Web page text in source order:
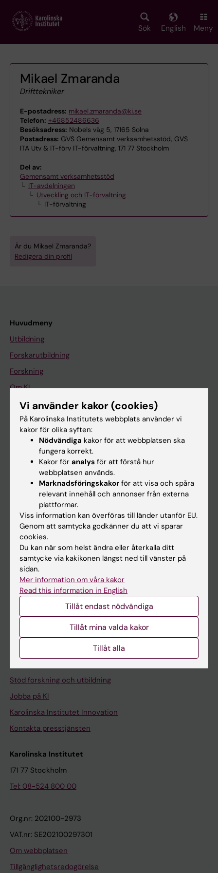
main
Sök English Meny
Mikael Zmaranda
Drifttekniker
E-postadress: mikael.zmaranda@ki.se
Telefon: +46852486636
Besöksadress: Nobels väg 5, 17165 Solna
Postadress: GVS Gemensamt verksamhetsstöd, GVS
ITA Utv & IT-förv IT-förvaltning, 171 77 Stockholm
Del av:
Gemensamt verksamhetsstöd
IT-avdelningen
Utveckling och IT-förvaltning
IT-förvaltning
Är du Mikael Zmaranda?
Redigera din profil
Huvudmeny
Utbildning
Forskarutbildning
Forskning
Om KI
På gång
Nyheter
Kalender
Schema
Studentmejlen
Kurs- och programwebbar
Student på KI
Medarbetarportalen
Stöd forskning och utbildning
Jobba på KI
Karolinska Institutet Innovation
Kontakta presstjänsten
Karolinska Institutet
171 77 Stockholm
Tel: 08-524 800 00
Org.nr: 202100-2973
VAT.nr: SE202100297301
Om webbplatsen
Tillgänglighetsredogörelse
Vi använder kakor (cookies)
På Karolinska Institutets webbplats använder vi
kakor för olika syften:
Nödvändiga kakor för att webbplatsen ska
fungera korrekt.
Kakor för analys för att förstå hur
webbplatsen används.
Marknadsföringskakor för att visa och spåra
relevant innehåll och annonser från externa
plattformar.
Viss information kan överföras till länder utanför EU.
Genom att samtycka godkänner du att vi sparar
cookies.
Du kan när som helst ändra eller återkalla ditt
samtycke via kakikonen längst ned till vänster på
sidan.
Mer information om våra kakor
Read this information in English
Tillåt endast nödvändiga
Tillåt mina valda kakor
Tillåt alla